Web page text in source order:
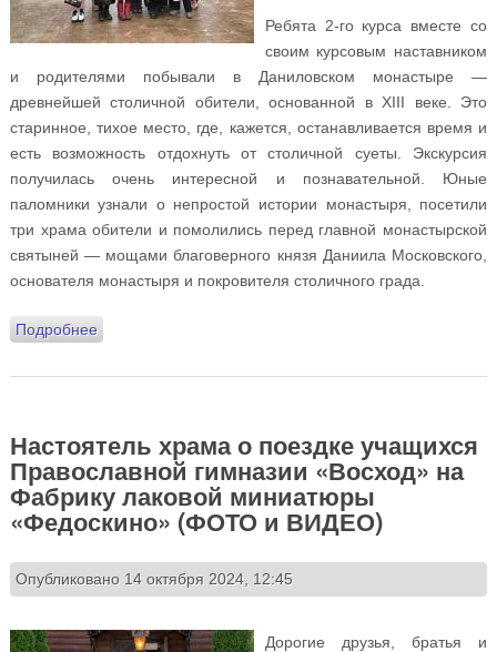
Ребята 2-го курса вместе со
своим курсовым наставником
и родителями побывали в Даниловском монастыре —
древнейшей столичной обители, основанной в XIII веке. Это
старинное, тихое место, где, кажется, останавливается время и
есть возможность отдохнуть от столичной суеты. Экскурсия
получилась очень интересной и познавательной. Юные
паломники узнали о непростой истории монастыря, посетили
три храма обители и помолились перед главной монастырской
святыней — мощами благоверного князя Даниила Московского,
основателя монастыря и покровителя столичного града.
Подробнеео В конце декабря в Воскресной школе прошли
Настоятель храма о поездке учащихся
Православной гимназии «Восход» на
Фабрику лаковой миниатюры
«Федоскино» (ФОТО и ВИДЕО)
Опубликовано 14 октября 2024, 12:45
Дорогие друзья, братья и